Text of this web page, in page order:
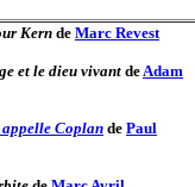
Kern de Marc Revest
et le dieu vivant deAdam
Coplan de Paul